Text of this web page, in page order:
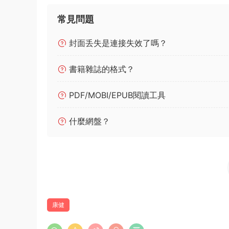
常見問題
封面丢失是連接失效了嗎？
書籍雜誌的格式？
PDF/MOBI/EPUB閱讀工具
什麼網盤？
康健